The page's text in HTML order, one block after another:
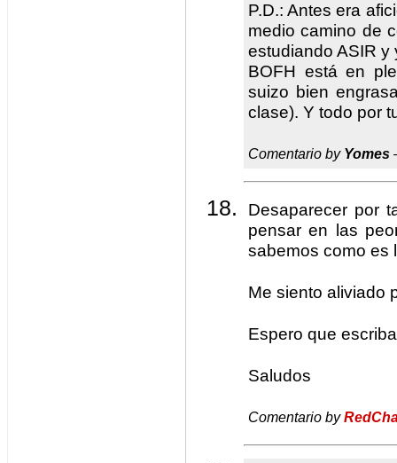
P.D.: Antes era
medio camino de
estudiando ASIR y
BOFH está en
suizo bien
clase). Y todo por
Comentario by Yomes
Desaparecer por
pensar en las
sabemos como es
Me siento aliviado
Espero que
Saludos
Comentario by